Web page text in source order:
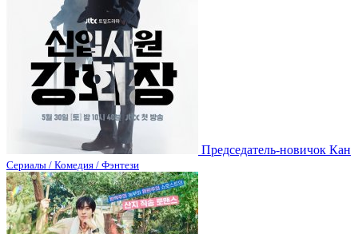
Председатель-новичок Кан
Сериалы / Комедия / Фэнтези